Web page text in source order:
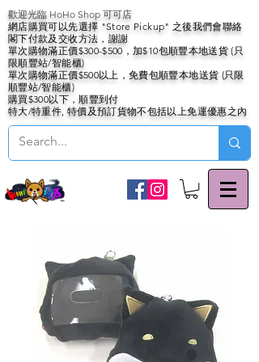
歡迎光臨 HoHo Shop 可可店
網店購買可以先選擇 "Store Pickup" 之後我們會聯絡
閣下付款及交收方法，謝謝
單次購物滿正價$300-$500，加$10包順豐本地送貨 (只
限順豐站/智能櫃)
單次購物滿正價$500以上，免費包順豐本地送貨 (只限
順豐站/智能櫃)
購買$300以下，順豐到付
特大/特重件, 特價及預訂貨物不包括以上免運優惠之內